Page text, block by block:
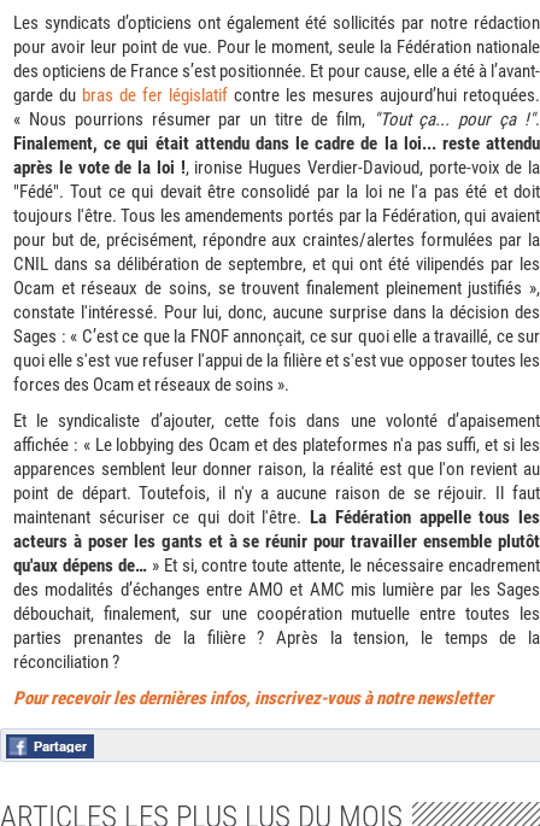
Les syndicats d’opticiens ont également été sollicités par notre rédaction
pour avoir leur point de vue. Pour le moment, seule la Fédération nationale
des opticiens de France s’est positionnée. Et pour cause, elle a été à l’avant-
garde du bras de fer législatif contre les mesures aujourd’hui retoquées.
« Nous pourrions résumer par un titre de film, "Tout ça... pour ça !".
Finalement, ce qui était attendu dans le cadre de la loi... reste attendu
après le vote de la loi !, ironise Hugues Verdier-Davioud, porte-voix de la
"Fédé". Tout ce qui devait être consolidé par la loi ne l'a pas été et doit
toujours l'être. Tous les amendements portés par la Fédération, qui avaient
pour but de, précisément, répondre aux craintes/alertes formulées par la
CNIL dans sa délibération de septembre, et qui ont été vilipendés par les
Ocam et réseaux de soins, se trouvent finalement pleinement justifiés »,
constate l'intéressé. Pour lui, donc, aucune surprise dans la décision des
Sages : « C’est ce que la FNOF annonçait, ce sur quoi elle a travaillé, ce sur
quoi elle s'est vue refuser l'appui de la filière et s'est vue opposer toutes les
forces des Ocam et réseaux de soins ».
Et le syndicaliste d’ajouter, cette fois dans une volonté d’apaisement
affichée : « Le lobbying des Ocam et des plateformes n'a pas suffi, et si les
apparences semblent leur donner raison, la réalité est que l'on revient au
point de départ. Toutefois, il n'y a aucune raison de se réjouir. Il faut
maintenant sécuriser ce qui doit l'être.La Fédération appelle tous les
acteurs à poser les gants et à se réunir pour travailler ensemble plutôt
qu'aux dépens de…» Et si, contre toute attente, le nécessaire encadrement
des modalités d’échanges entre AMO et AMC mis lumière par les Sages
débouchait, finalement, sur une coopération mutuelle entre toutes les
parties prenantes de la filière ? Après la tension, le temps de la
réconciliation ?
Pour recevoir les dernières infos, inscrivez-vous à notre newsletter
ARTICLES LES PLUS LUS DU MOIS